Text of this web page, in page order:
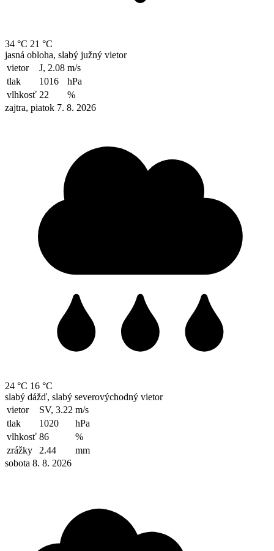
34 °C 21 °C
jasná obloha, slabý južný vietor
vietor
J, 2.08 m/s
tlak
1016
hPa
vlhkosť 22
%
zajtra, piatok 7. 8. 2026
24 °C 16 °C
slabý dážď, slabý severovýchodný vietor
vietor
SV, 3.22 m/s
tlak
1020
hPa
vlhkosť 86
%
zrážky
2.44
mm
sobota 8. 8. 2026